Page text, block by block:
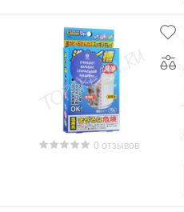
0 отзывов